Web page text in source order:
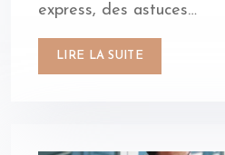
express, des astuces…
LIRE LA SUITE